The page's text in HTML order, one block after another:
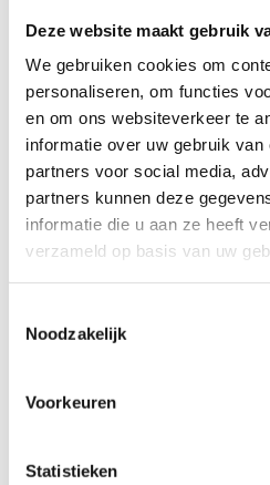
Deze website maakt gebruik
We gebruiken cookies om
personaliseren, om functies
en om ons websiteverkeer te
informatie over uw gebruik
partners voor social media,
partners kunnen deze
informatie die u aan ze heeft
verzameld op basis van uw
Noodzakelijk
Voorkeuren
Statistieken
Grips MX stuntstep